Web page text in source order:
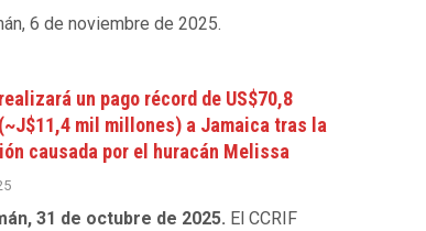
6 de noviembre de 2025.
un pago récord de US$70,8
mil millones) a Jamaica tras la
causada por el huracán Melissa
31 de octubre de 2025. El CCRIF